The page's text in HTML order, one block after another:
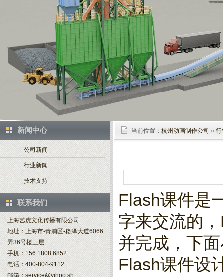
新闻中心
公司新闻
行业新闻
技术支持
联系我们
上海艺虎文化传播有限公司
地址：上海市-青浦区-崧泽大道6066
弄36号楼三层
手机：156 1808 6852
电话：400-804-9112
邮箱：service@yihoo.sh
当前位置： 杭州动画制作公司 » 行
Flash课件是
字来交流的
并完成，下
Flash课件设